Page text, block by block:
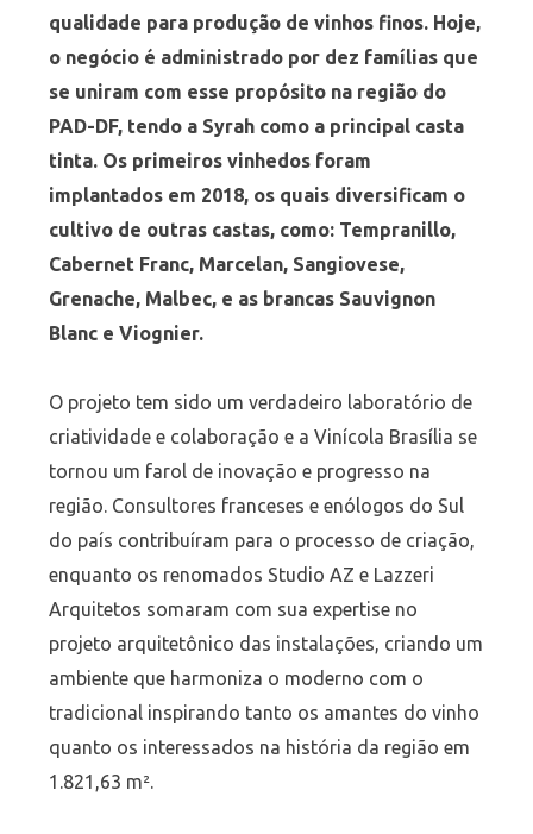
qualidade para produção de vinhos finos. Hoje,
o negócio é administrado por dez famílias que
se uniram com esse propósito na região do
PAD-DF, tendo a Syrah como a principal casta
tinta. Os primeiros vinhedos foram
implantados em 2018, os quais diversificam o
cultivo de outras castas, como: Tempranillo,
Cabernet Franc, Marcelan, Sangiovese,
Grenache, Malbec, e as brancas Sauvignon
Blanc e Viognier.
O projeto tem sido um verdadeiro laboratório de
criatividade e colaboração e a Vinícola Brasília se
tornou um farol de inovação e progresso na
região. Consultores franceses e enólogos do Sul
do país contribuíram para o processo de criação,
enquanto os renomados Studio AZ e Lazzeri
Arquitetos somaram com sua expertise no
projeto arquitetônico das instalações, criando um
ambiente que harmoniza o moderno com o
tradicional inspirando tanto os amantes do vinho
quanto os interessados na história da região em
1.821,63 m².